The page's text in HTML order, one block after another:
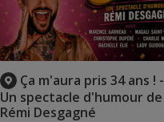
Ça m'aura pris 34 ans ! -
Un spectacle d'humour de
Rémi Desgagné